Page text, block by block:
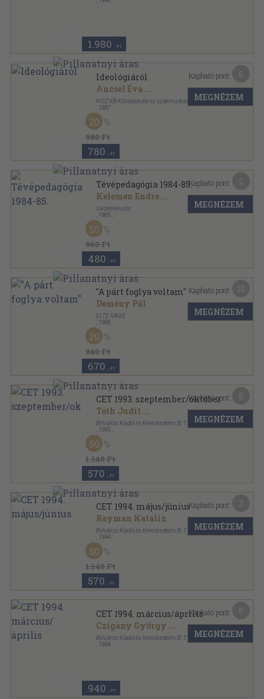
1.980 ,-Ft
Ideológiáról
Ancsel Éva ...
KISZ KB Középiskolai és szakmunkástanuló tanácsa
1987
Ragasztott papírkötés
980 Ft
20
780 ,-Ft
Kapható pont:
MEGNÉZEM
Tévépedagógia 1984-85.
Kelemen Endre ...
Iskolatelevízió
1985
Ragasztott papírkötés
Tévépedagógia sorozat
960 Ft
50
480 ,-Ft
Kapható pont:
MEGNÉZEM
"A párt foglya voltam"
Demény Pál
ELTE-MKKE
1988
Ragasztott papírkötés
Medvetánc könyvek sorozat
840 Ft
20
670 ,-Ft
Kapható pont:
MEGNÉZEM
CET 1993. szeptember/október
Tóth Judit ...
Belvárosi Kiadói és Kereskedelmi B. T.
1993
Ragasztott papírkötés
CET sorozat
1.140 Ft
50
570 ,-Ft
Kapható pont:
MEGNÉZEM
CET 1994. május/június
Rayman Katalin
Belvárosi Kiadói és Kereskedelmi B. T.
1994
Ragasztott papírkötés
CET sorozat
1.140 Ft
50
570 ,-Ft
Kapható pont:
MEGNÉZEM
CET 1994. március/április
Czigány György ...
Belvárosi Kiadói és Kereskedelmi B. T.
1994
940 ,-Ft
Kapható pont:
MEGNÉZEM